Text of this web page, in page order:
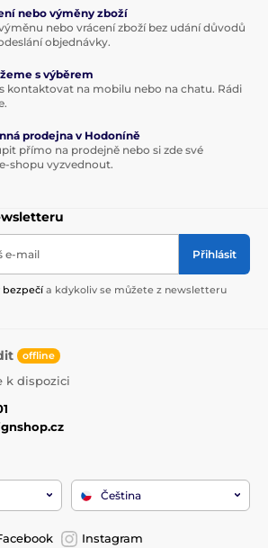
nebo výměny zboží
nebo vrácení zboží bez udání důvodů
objednávky.
s výběrem
kontaktovat na mobilu nebo na chatu. Rádi
prodejna v Hodoníně
přímo na prodejně nebo si zde své
shopu vyzvednout.
e-mail Přihlásit
bezpečí a kdykoliv se můžete z newsletteru
offline
k dispozici
Čeština
Instagram